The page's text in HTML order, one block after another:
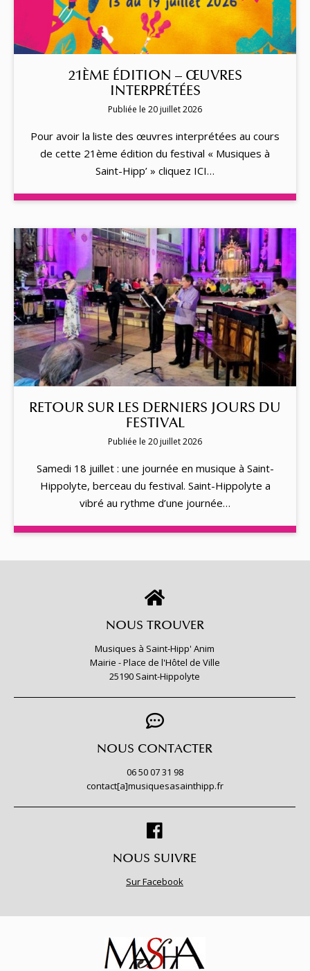
21ÈME ÉDITION – ŒUVRES
INTERPRÉTÉES
Publiée le 20 juillet 2026
Pour avoir la liste des œuvres interprétées au cours
de cette 21ème édition du festival « Musiques à
Saint-Hipp’ » cliquez ICI…
RETOUR SUR LES DERNIERS JOURS DU
FESTIVAL
Publiée le 20 juillet 2026
Samedi 18 juillet : une journée en musique à Saint-
Hippolyte, berceau du festival. Saint-Hippolyte a
vibré au rythme d’une journée…
NOUS TROUVER
Musiques à Saint-Hipp' Anim
Mairie - Place de l'Hôtel de Ville
25190 Saint-Hippolyte
NOUS CONTACTER
06 50 07 31 98
contact[a]musiquesasainthipp.fr
NOUS SUIVRE
Sur Facebook